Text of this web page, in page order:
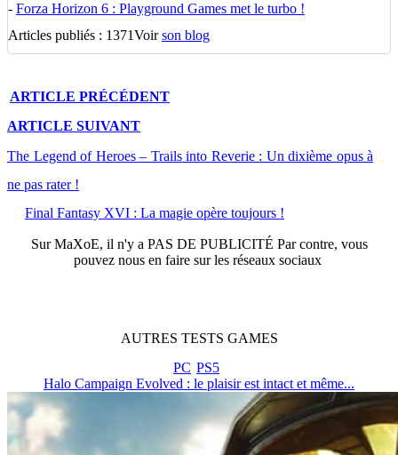
- Forza Horizon 6 : Playground Games met le turbo !
Articles publiés : 1371Voirson blog
ARTICLE PRÉCÉDENT
ARTICLE SUIVANT
The Legend of Heroes – Trails into Reverie : Un dixième opus à
ne pas rater !
Final Fantasy XVI : La magie opère toujours !
SurMaXoE, il n'y a PAS DE PUBLICITÉ Par contre, vous
pouvez nous en faire sur les réseaux sociaux
AUTRES TESTS GAMES
PC PS5
Halo Campaign Evolved : le plaisir est intact et même...